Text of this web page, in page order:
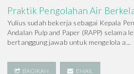
Praktik Pengolahan Air
Yulius sudah bekerja sebagai Kepala
Andalan Pulp and Paper (RAPP) selama
bertanggung jawab untuk mengelola a...
BAGIKAN EMAIL